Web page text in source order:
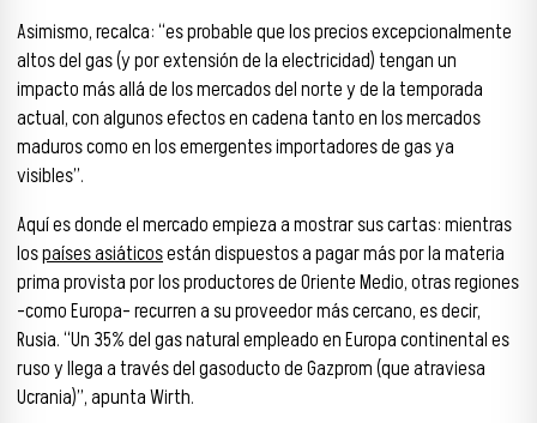
Asimismo, recalca: “es probable que los precios excepcionalmente
altos del gas (y por extensión de la electricidad) tengan un
impacto más allá de los mercados del norte y de la temporada
actual, con algunos efectos en cadena tanto en los mercados
maduros como en los emergentes importadores de gas ya
visibles”.
Aquí es donde el mercado empieza a mostrar sus cartas: mientras
lospaíses asiáticosestán dispuestos a pagar más por la materia
prima provista por los productores de Oriente Medio, otras regiones
–como Europa– recurren a su proveedor más cercano, es decir,
Rusia. “Un 35% del gas natural empleado en Europa continental es
ruso y llega a través del gasoducto de Gazprom (que atraviesa
Ucrania)”, apunta Wirth.